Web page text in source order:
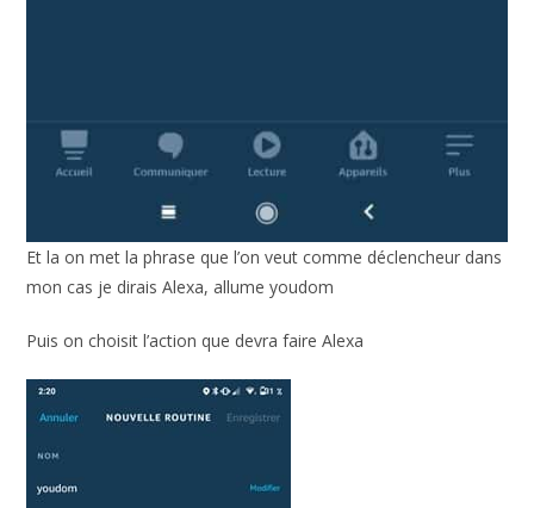
Et la on met la phrase que l’on veut comme déclencheur dans
mon cas je dirais Alexa, allume youdom
Puis on choisit l’action que devra faire Alexa